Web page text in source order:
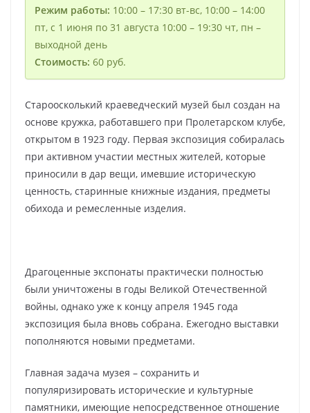
Режим работы: 10:00 – 17:30 вт-вс, 10:00 – 14:00
пт, с 1 июня по 31 августа 10:00 – 19:30 чт, пн –
выходной день
Стоимость: 60 руб.
Староосколький краеведческий музей был создан на
основе кружка, работавшего при Пролетарском клубе,
открытом в 1923 году. Первая экспозиция собиралась
при активном участии местных жителей, которые
приносили в дар вещи, имевшие историческую
ценность, старинные книжные издания, предметы
обихода и ремесленные изделия.
Драгоценные экспонаты практически полностью
были уничтожены в годы Великой Отечественной
войны, однако уже к концу апреля 1945 года
экспозиция была вновь собрана. Ежегодно выставки
пополняются новыми предметами.
Главная задача музея – сохранить и
популяризировать исторические и культурные
памятники, имеющие непосредственное отношение